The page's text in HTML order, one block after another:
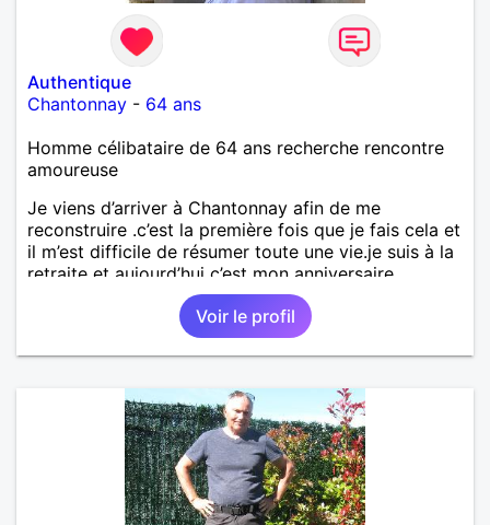
Authentique
Chantonnay - 64 ans
Homme célibataire de 64 ans recherche rencontre
amoureuse
Je viens d’arriver à Chantonnay afin de me
reconstruire .c’est la première fois que je fais cela et
il m’est difficile de résumer toute une vie.je suis à la
retraite et aujourd’hui c’est mon anniversaire
!J’aimerais rencontrer quelqu’un qui partage les
mêmes valeurs qui font de quelqu’un un être humain
Voir le profil